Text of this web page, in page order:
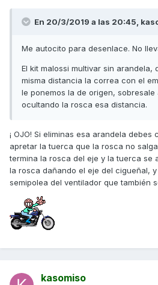
En 20/3/2019 a las 20:45,
Me autocito para desenlace. No
El kit malossi multivar sin arandela,
misma distancia la correa con el
le ponemos la de origen, sobresale
ocultando la rosca esa distancia.
¡ OJO! Si eliminas esa arandela debes
apretar la tuerca que la rosca no
termina la rosca del eje y la tuerca se
la rosca dañando el eje del cigueñal,
semipolea del ventilador que también
kasomiso